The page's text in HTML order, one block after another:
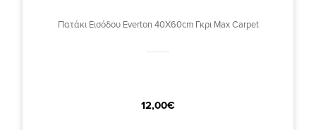
Πατάκι Εισόδου Everton 40X60cm Γκρι Max Carpet
12,00€